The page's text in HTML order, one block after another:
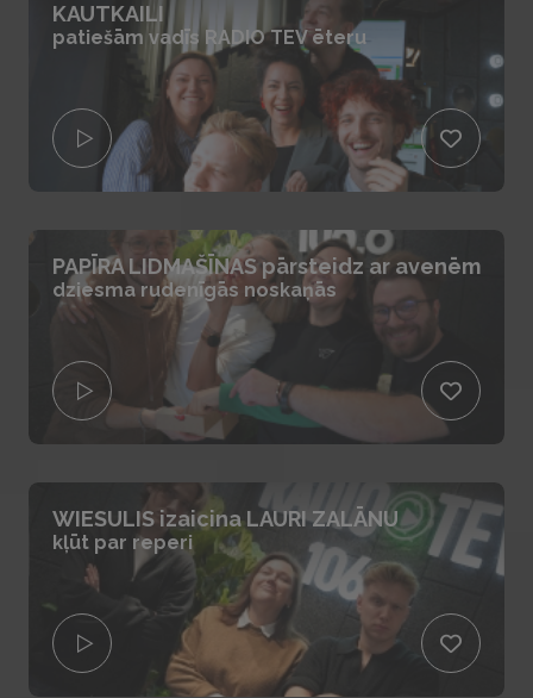
KAUTKAILI
patiešām vadīs RADIO TEV ēteru
PAPĪRA LIDMAŠĪNAS pārsteidz ar avenēm
dziesma rudenīgās noskaņās
WIESULIS izaicina LAURI ZALĀNU
kļūt par reperi